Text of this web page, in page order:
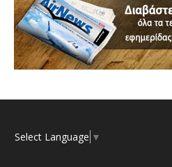
Select Language ▼